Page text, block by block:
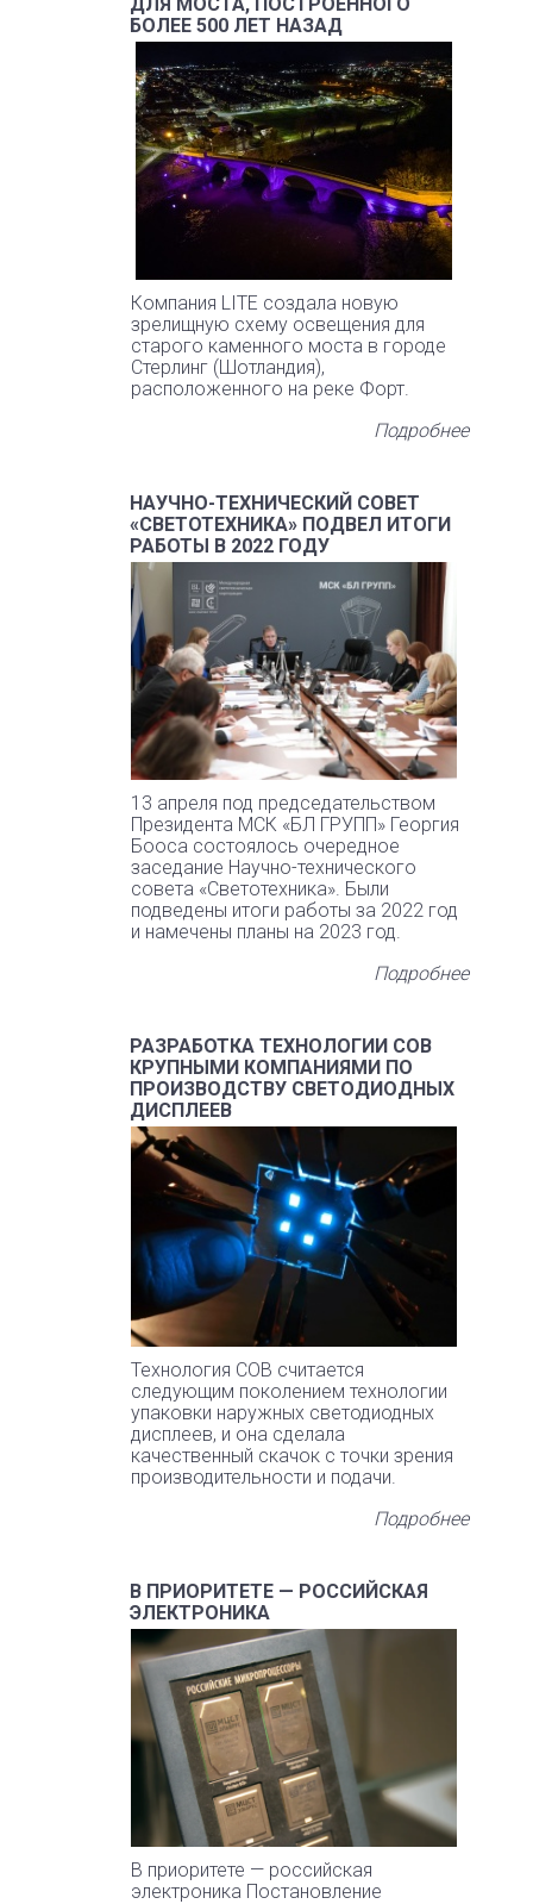
БОЛЕЕ 500 ЛЕТ НАЗАД
Компания LITE создала новую
зрелищную схему освещения для
старого каменного моста в городе
Стерлинг (Шотландия),
расположенного на реке Форт.
Подробнее
НАУЧНО-ТЕХНИЧЕСКИЙ СОВЕТ
«СВЕТОТЕХНИКА» ПОДВЕЛ ИТОГИ
РАБОТЫ В 2022 ГОДУ
13 апреля под председательством
Президента МСК «БЛ ГРУПП» Георгия
Бооса состоялось очередное
заседание Научно-технического
совета «Светотехника». Были
подведены итоги работы за 2022 год
и намечены планы на 2023 год.
Подробнее
РАЗРАБОТКА ТЕХНОЛОГИИ COB
КРУПНЫМИ КОМПАНИЯМИ ПО
ПРОИЗВОДСТВУ СВЕТОДИОДНЫХ
ДИСПЛЕЕВ
Технология COB считается
следующим поколением технологии
упаковки наружных светодиодных
дисплеев, и она сделала
качественный скачок с точки зрения
производительности и подачи.
Подробнее
В ПРИОРИТЕТЕ — РОССИЙСКАЯ
ЭЛЕКТРОНИКА
В приоритете — российская
электроника Постановление